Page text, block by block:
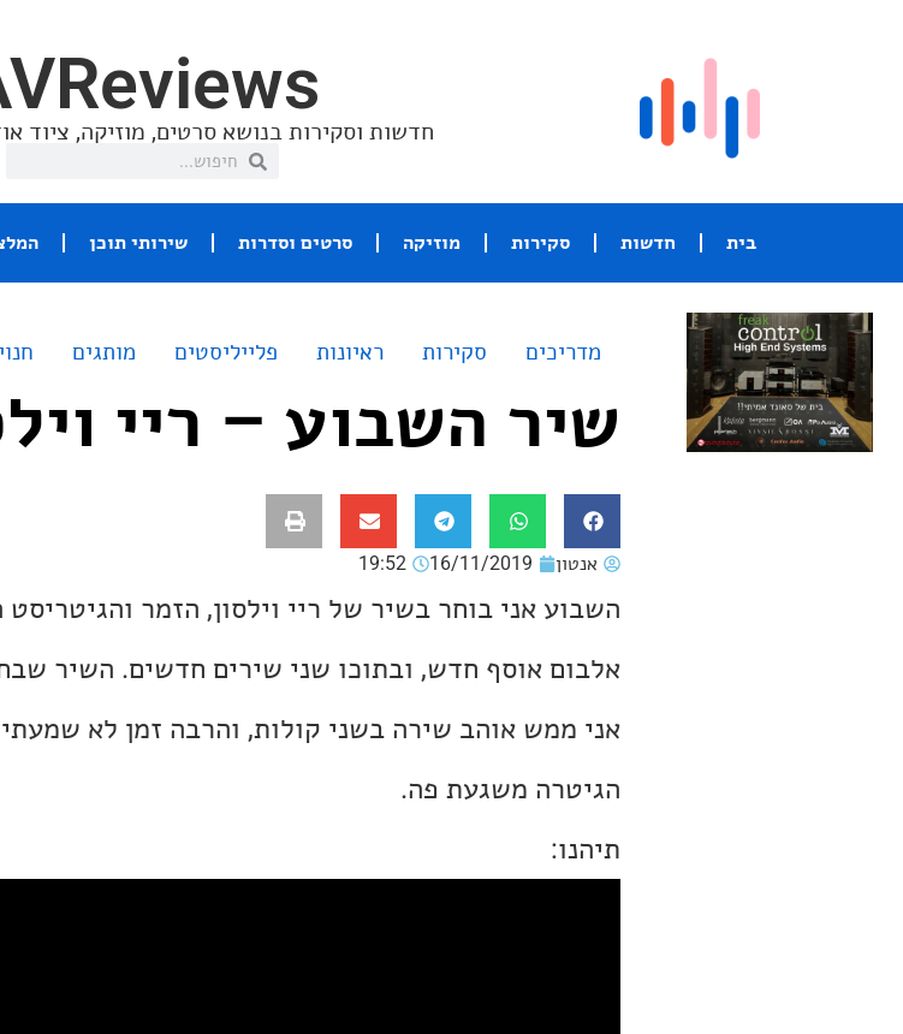
חדשות וסקירות בנושא סרטים, מוזיקה, ציוד
בית חדשות סקירות מוזיקה סרטים וסדרות שירותי תוכן
מדריכים סקירות ראיונות פלייליסטים מותגים
שיר השבוע – ריי
אנטון 16/11/2019
19:52
השבוע אני בוחר בשיר של ריי וילסון, הזמר והגיטריסט
אני ממש אוהב שירה בשני קולות, והרבה זמן לא שמעתי
הגיטרה משגעת פה.
תיהנו: